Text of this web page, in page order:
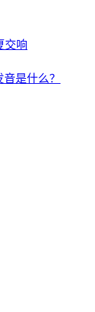
交响
是什么？